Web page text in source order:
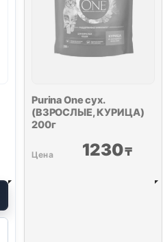
Purina Oneсух.
(ВЗРОСЛЫЕ, КУРИЦА)
200г
1230₸